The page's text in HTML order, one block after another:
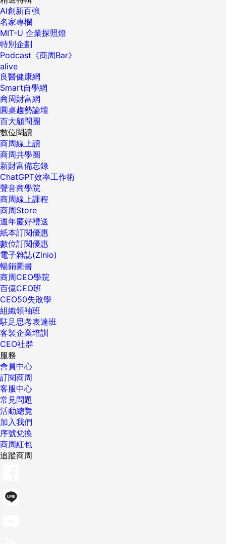
AI創新百強
名家專欄
MIT-U 企業探照燈
特別企劃
Podcast《商周Bar》
alive
良醫健康網
Smart自學網
商周財富網
圓桌趨勢論壇
百大顧問團
數位閱讀
商周線上讀
商周共學圈
新財富備忘錄
ChatGPT效率工作術
聲音商學院
商周線上課程
商周Store
週年慶好禮送
紙本訂閱優惠
數位訂閱優惠
電子雜誌(Zinio)
暢銷圖書
商周CEO學院
百億CEO班
CEO50失敗學
組織領袖班
駐足思考表達班
客製企業培訓
CEO社群
服務
會員中心
訂閱商周
客服中心
常見問題
活動總覽
加入我們
序號兌換
商周紅包
追蹤商周